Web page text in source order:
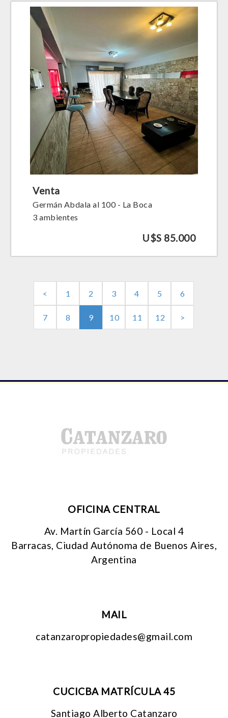
Venta
Germán Abdala al 100 - La Boca
3 ambientes
U$S 85.000
< 1 2 3 4 5 6
7 8 9 10 11 12 >
OFICINA CENTRAL
Av. Martín García 560 - Local 4
Barracas, Ciudad Autónoma de Buenos Aires,
Argentina
MAIL
catanzaropropiedades@gmail.com
CUCICBA MATRÍCULA 45
Santiago Alberto Catanzaro